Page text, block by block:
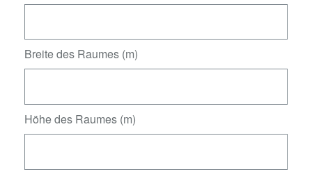
Breite des Raumes (m)
Höhe des Raumes (m)